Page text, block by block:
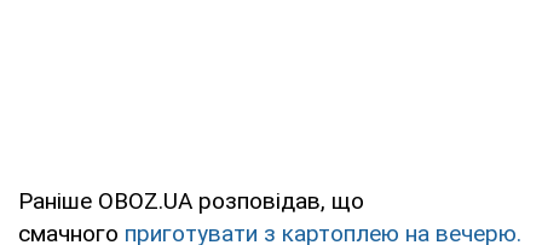
Раніше OBOZ.UA розповідав, що
смачного приготувати з картоплею на вечерю.